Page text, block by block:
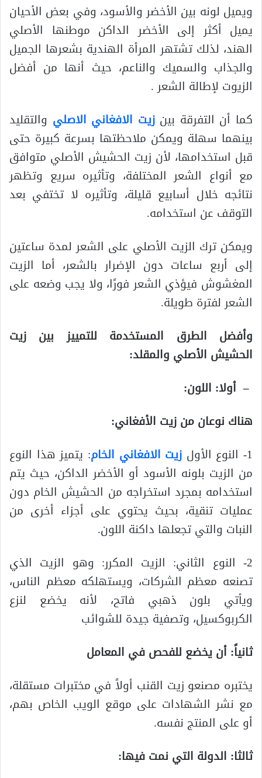
ويميل لونه بين الأخضر والأسود، وفي بعض الأحيان
يميل أكثر إلى الأخضر الداكن موطنها الأصلي
الهند، لذلك تشتهر المرأة الهندية بشعرها الجميل
والجذاب والسميك والناعم، حيث أنها من أفضل
الزيوت لإطالة الشعر .
كما أن التفرقة بين زيت الافغاني الاصلي والتقليد
بينهما سهلة ويمكن ملاحظتها بسرعة كبيرة حتى
قبل استخدامها، لأن زيت الحشيش الأصلي متوافق
مع أنواع الشعر المختلفة، وتأثيره سريع وتظهر
نتائجه خلال أسابيع قليلة، وتأثيره لا تختفي بعد
التوقف عن استخدامه.
ويمكن ترك الزيت الأصلي على الشعر لمدة ساعتين
إلى أربع ساعات دون الإضرار بالشعر، أما الزيت
المغشوش فيؤذي الشعر فورًا، ولا يجب وضعه على
الشعر لفترة طويلة.
وأفضل الطرق المستخدمة للتمييز بين زيت
الحشيش الأصلي والمقلد:
– أولا: اللون:
هناك نوعان من زيت الأفغاني:
1- النوع الأول
زيت الافغاني الخام: يتميز هذا النوع
من الزيت بلونه الأسود أو الأخضر الداكن، حيث يتم
استخدامه بمجرد استخراجه من الحشيش الخام دون
عمليات تنقية، بحيث يحتوي على أجزاء أخرى من
النبات والتي تجعلها داكنة اللون.
2- النوع الثاني: الزيت المكرر: وهو الزيت الذي
تصنعه معظم الشركات، ويستهلكه معظم الناس،
ويأتي بلون ذهبي فاتح، لأنه يخضع لنزع
الكربوكسيل، وتصفية جيدة للشوائب
ثانياً: أن يخضع للفحص في المعامل
يختبره مصنعو زيت القنب أولاً في مختبرات مستقلة،
مع نشر الشهادات على موقع الويب الخاص بهم،
أو على المنتج نفسه.
ثالثا: الدولة التي نمت فيها: